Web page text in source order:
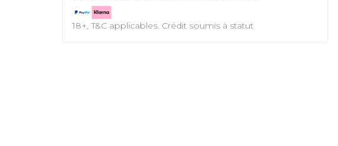
18+, T&C applicables. Crédit soumis à statut